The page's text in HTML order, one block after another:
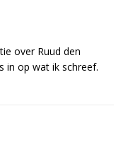
over Ruud den
in op wat ik schreef.